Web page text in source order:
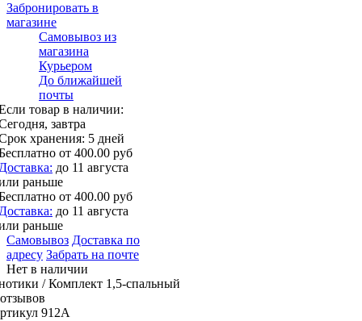
Забронировать в
магазине
Самовывоз из
магазина
Курьером
До ближайшей
почты
товар в наличии:
завтра
хранения: 5 дней
от 400.00 руб
до 11 августа
раньше
от 400.00 руб
до 11 августа
раньше
Самовывоз Доставка по
адресу Забрать на почте
Нет в наличии
/ Комплект 1,5-спальный
912А